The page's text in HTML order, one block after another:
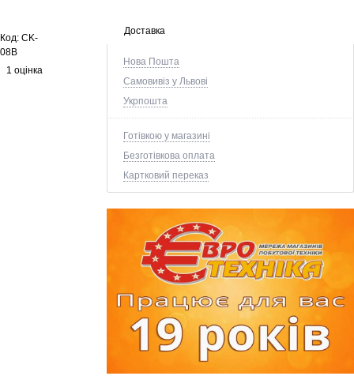
Доставка
Нова Пошта
Самовивіз у Львові
Укрпошта
Готівкою у магазині
Безготівкова оплата
Картковий переказ
Код: CK-
08B
1 оцінка